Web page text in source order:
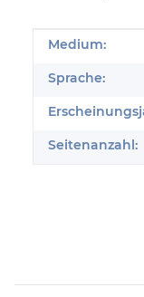
Wert
Medium:
Sprache:
Seitenanzahl: